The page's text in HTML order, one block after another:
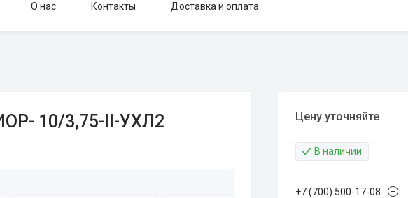
О нас Контакты Доставка и оплата
10/3,75-II-УХЛ2 Цену уточняйте
В наличии
+7 (700) 500-17-08